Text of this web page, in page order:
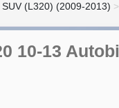
(L320) (2009-2013)
10-13